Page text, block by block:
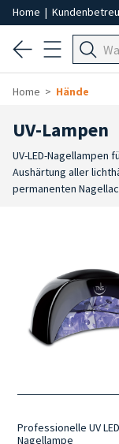
Home |
Home Hände
UV-Lampen
UV-LED-
Aushärtung aller
permanenten
Professionelle UV
Nagellampe